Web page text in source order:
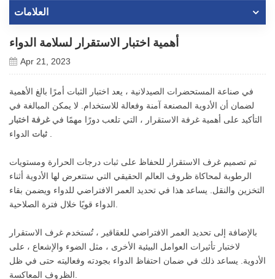
العلامات
أهمية اختبار الاستقرار لسلامة الدواء
Apr 21, 2023
في صناعة المستحضرات الصيدلانية ، يعد اختبار الثبات أمرًا بالغ الأهمية
لضمان أن الأدوية المصنعة آمنة وفعالة للاستخدام. لا يمكن المبالغة في
التأكيد على أهمية غرفة الاستقرار ، التي تلعب دورًا مهمًا فيغرفة اختبار
ثبات
تم تصميم غرف الاستقرار للحفاظ على ثبات درجات الحرارة ومستويات
الرطوبة لمحاكاة ظروف العالم الحقيقي التي ستتعرض لها الأدوية أثناء
التخزين والنقل. يساعد هذا في تحديد العمر الافتراضي للدواء ويضمن بقاء
بالإضافة إلى تحديد العمر الافتراضي للعقاقير ، تُستخدم غرف الاستقرار
لاختبار تأثيرات العوامل البيئية الأخرى ، مثل الضوء والإشعاع ، على
الأدوية. يساعد ذلك في ضمان احتفاظ الدواء بجودته وفعاليته حتى في ظل